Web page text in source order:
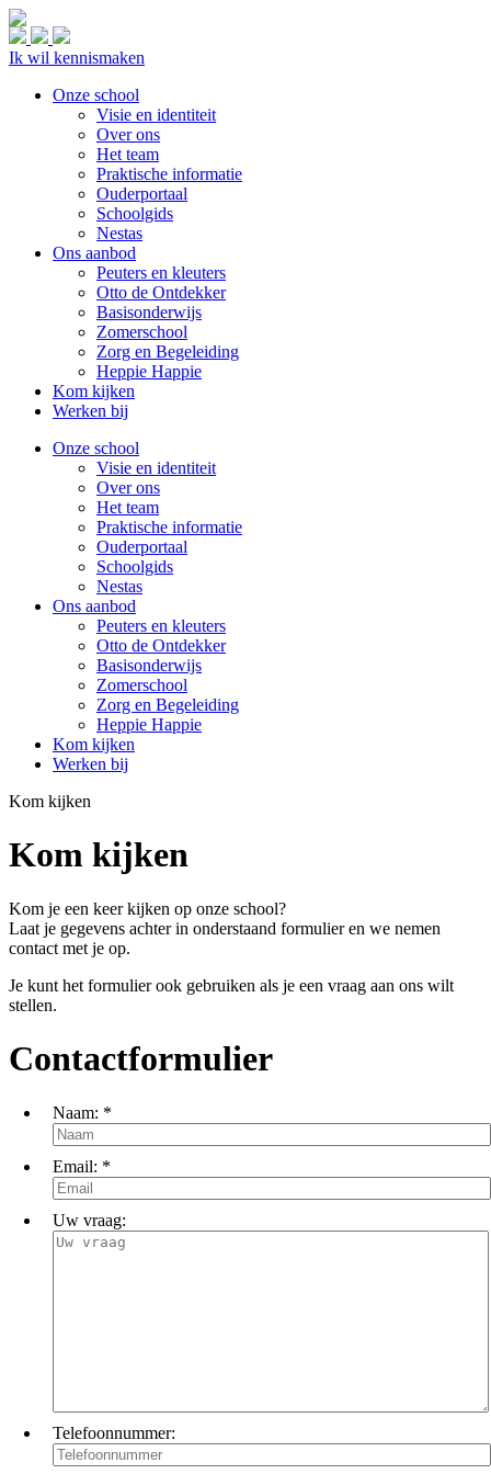
Ik wil kennismaken
Onze school
Visie en identiteit
Over ons
Het team
Praktische informatie
Ouderportaal
Schoolgids
Nestas
Ons aanbod
Peuters en kleuters
Otto de Ontdekker
Basisonderwijs
Zomerschool
Zorg en Begeleiding
Heppie Happie
Kom kijken
Werken bij
Onze school
Visie en identiteit
Over ons
Het team
Praktische informatie
Ouderportaal
Schoolgids
Nestas
Ons aanbod
Peuters en kleuters
Otto de Ontdekker
Basisonderwijs
Zomerschool
Zorg en Begeleiding
Heppie Happie
Kom kijken
Werken bij
Kom kijken
Kom kijken
Kom je een keer kijken op onze school?
Laat je gegevens achter in onderstaand formulier en we nemen
contact met je op.
Je kunt het formulier ook gebruiken als je een vraag aan ons wilt
stellen.
Contactformulier
Naam: *
Email: *
Uw vraag:
Telefoonnummer: